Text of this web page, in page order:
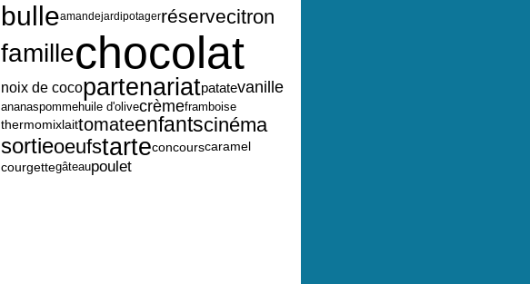
bulleamandejardipotagerréservecitron
famillechocolat
noix de cocopartenariatpatatevanille
ananaspommehuile d'olivecrèmeframboise
thermomixlaittomateenfantscinéma
sortieoeufstarteconcourscaramel
courgettegâteaupoulet